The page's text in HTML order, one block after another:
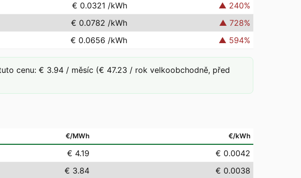
€ 0.0321 /kWh ▲ 240%
€ 0.0782 /kWh ▲ 728%
€ 0.0656 /kWh ▲ 594%
cenu: € 3.94 / měsíc (€ 47.23 / rok velkoobchodně, před
€/MWh €/kWh
€ 4.19
€ 0.0042
€ 3.84
€ 0.0038